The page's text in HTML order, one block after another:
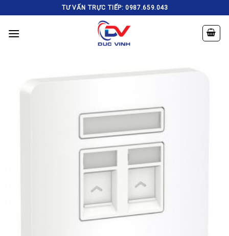
to
content
TƯ VẤN TRỰC TIẾP: 0987.659.043